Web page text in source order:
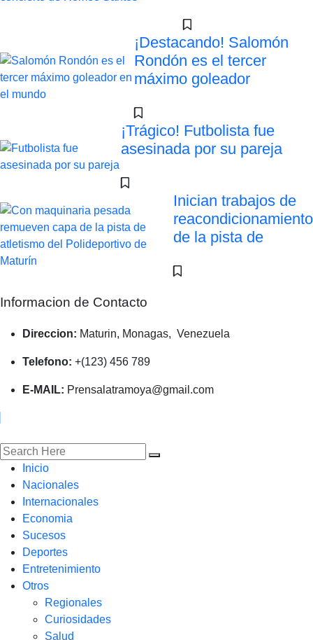
¡Destacando! Salomón
Rondón es el tercer
máximo goleador
¡Trágico! Futbolista fue
asesinada por su pareja
Inician trabajos de
reacondicionamiento
de la pista de
Informacion de Contacto
Direccion: Maturin, Monagas, Venezuela
Telefono: +(123) 456 789
E-MAIL: Prensalatramoya@gmail.com
Inicio
Nacionales
Internacionales
Economia
Sucesos
Deportes
Entretenimiento
Otros
Regionales
Curiosidades
Salud